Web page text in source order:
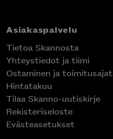
Asiakaspalvelu
Tietoa Skannosta
Yhteystiedot ja tiimi
Ostaminen ja toimitusajat
Hintatakuu
Tilaa Skanno-uutiskirje
Rekisteriseloste
Evästeasetukset